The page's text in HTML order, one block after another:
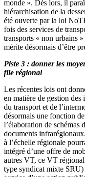
monde ». Dès lors, il
hiérarchisation de la
été ouverte par la loi
fois des services de
transports « non urbains
mérite désormais d’être
Piste 3 : donner les
file régional
Les récentes lois ont
en matière de gestion des
du transport et de
désormais une fonction
l’élaboration de schémas
documents
à l’échelle régionale
intégré d’une offre de
autres VT, ce VT
type syndicat mixte SRU)